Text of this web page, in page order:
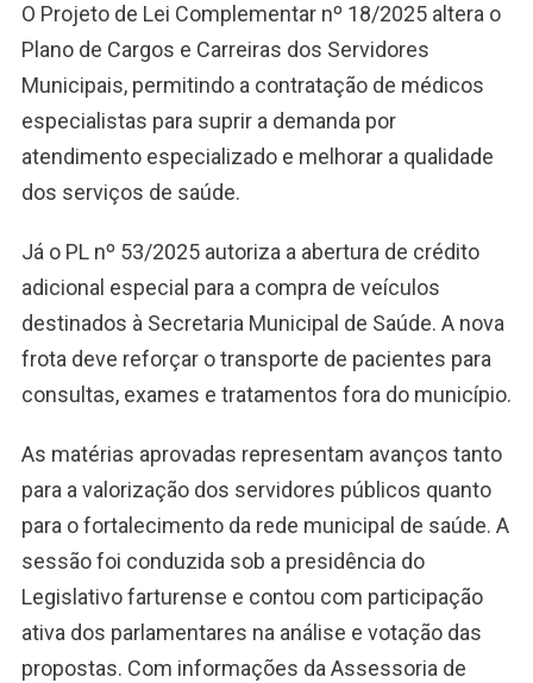
O Projeto de Lei Complementar nº 18/2025 altera o
Plano de Cargos e Carreiras dos Servidores
Municipais, permitindo a contratação de médicos
especialistas para suprir a demanda por
atendimento especializado e melhorar a qualidade
dos serviços de saúde.
Já o PL nº 53/2025 autoriza a abertura de crédito
adicional especial para a compra de veículos
destinados à Secretaria Municipal de Saúde. A nova
frota deve reforçar o transporte de pacientes para
consultas, exames e tratamentos fora do município.
As matérias aprovadas representam avanços tanto
para a valorização dos servidores públicos quanto
para o fortalecimento da rede municipal de saúde. A
sessão foi conduzida sob a presidência do
Legislativo farturense e contou com participação
ativa dos parlamentares na análise e votação das
propostas. Com informações da Assessoria de